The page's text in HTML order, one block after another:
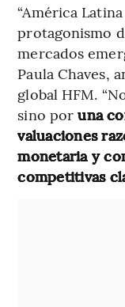
“América
protagonismo
mercados
Paula Chaves,
global HFM.
sino poruna
valuaciones
monetaria y
competitivas